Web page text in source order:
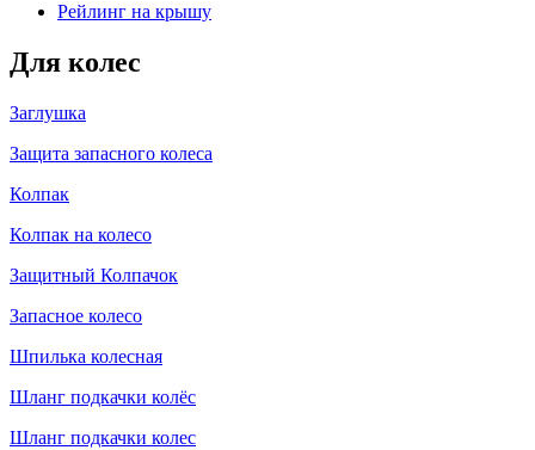
Рейлинг на крышу
Для колес
Заглушка
Защита запасного колеса
Колпак
Колпак на колесо
Защитный Колпачок
Запасное колесо
Шпилька колесная
Шланг подкачки колёс
Шланг подкачки колес